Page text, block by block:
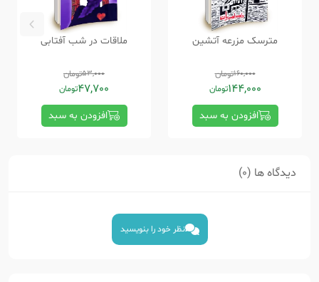
مترسک مزرعه آتشین
160,000تومان
144,000تومان
افزودن به سبد
ملاقات در شب آفتابی
53,000تومان
47,700تومان
افزودن به سبد
دیدگاه ها (0)
نظر خود را بنویسید